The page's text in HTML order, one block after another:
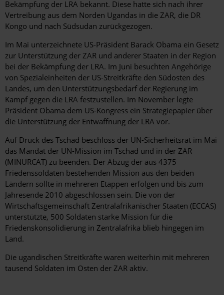
Bekämpfung der LRA bekannt. Diese hatte sich nach ihrer
Vertreibung aus dem Norden Ugandas in die ZAR, die DR
Kongo und nach Südsudan zurückgezogen.
Im Mai unterzeichnete US-Präsident Barack Obama ein Gesetz
zur Unterstützung der ZAR und anderer Staaten in der Region
bei der Bekämpfung der LRA. Im Juni besuchten Angehörige
von Spezialeinheiten der US-Streitkräfte den Südosten des
Landes, um den Unterstützungsbedarf der Regierung im
Kampf gegen die LRA festzustellen. Im November legte
Präsident Obama dem US-Kongress ein Strategiepapier über
die Unterstützung der Entwaffnung der LRA vor.
Auf Druck des Tschad beschloss der UN-Sicherheitsrat im Mai
das Mandat der UN-Mission im Tschad und in der ZAR
(MINURCAT) zu beenden. Der Abzug der aus 4375
Friedenssoldaten bestehenden Mission aus den beiden
Ländern sollte in mehreren Etappen erfolgen und bis zum
Jahresende 2010 abgeschlossen sein. Die von der
Wirtschaftsgemeinschaft Zentralafrikanischer Staaten (ECCAS)
unterstützte, 500 Soldaten starke Mission für die
Friedenskonsolidierung in Zentralafrika blieb hingegen im
Land.
Die ugandischen Streitkräfte waren weiterhin mit mehreren
tausend Soldaten im Osten der ZAR aktiv.